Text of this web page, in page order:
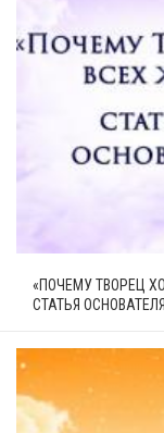
«ПОЧЕМУ ТВОРЕЦ
СТАТЬЯ